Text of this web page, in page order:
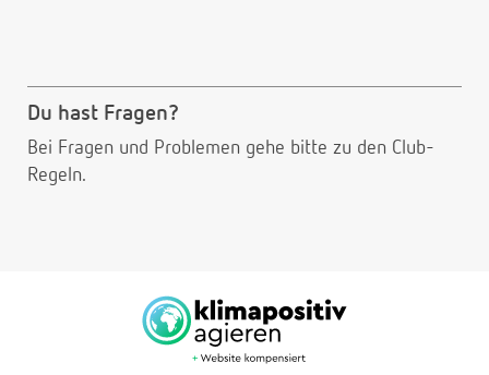
Du hast Fragen?
Bei Fragen und Problemen gehe bitte zu den Club-
Regeln.